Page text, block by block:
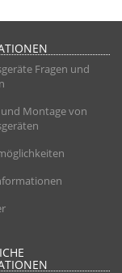
Fragen und
Montage von